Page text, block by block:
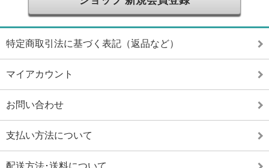
特定商取引法に基づく表記（返品など）
マイアカウント
お問い合わせ
支払い方法について